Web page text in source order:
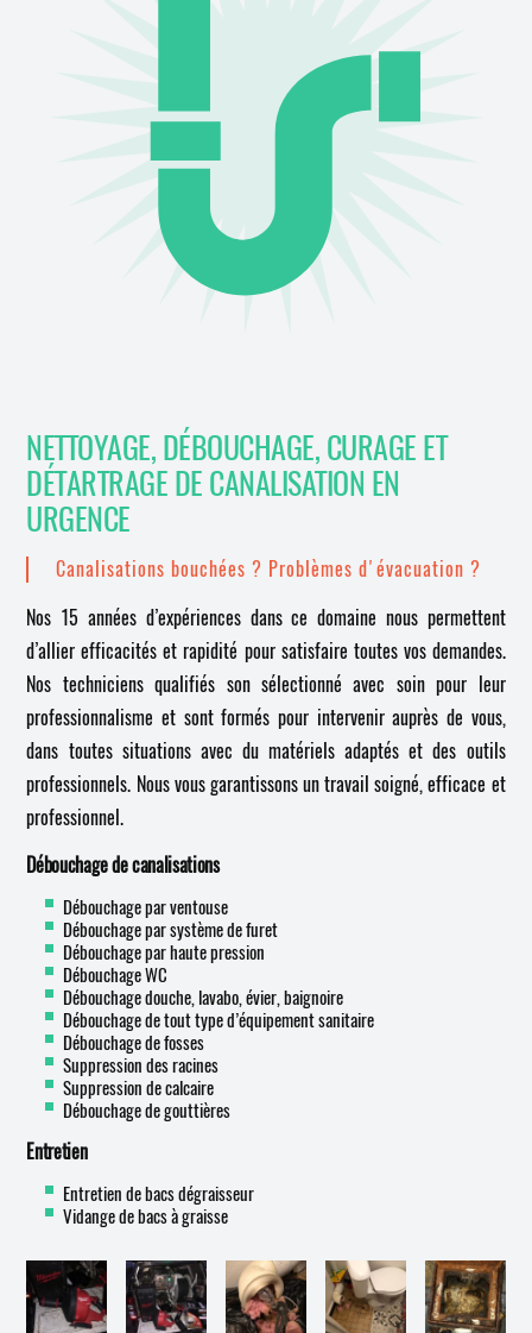
NETTOYAGE, DÉBOUCHAGE, CURAGE ET
DÉTARTRAGE DE CANALISATION EN
URGENCE
Canalisations bouchées ? Problèmes d'évacuation ?
Nos 15 années d’expériences dans ce domaine nous permettent
d’allier efficacités et rapidité pour satisfaire toutes vos demandes.
Nos techniciens qualifiés son sélectionné avec soin pour leur
professionnalisme et sont formés pour intervenir auprès de vous,
dans toutes situations avec du matériels adaptés et des outils
professionnels. Nous vous garantissons un travail soigné, efficace et
professionnel.
Débouchage de canalisations
Débouchage par ventouse
Débouchage par système de furet
Débouchage par haute pression
Débouchage WC
Débouchage douche, lavabo, évier, baignoire
Débouchage de tout type d’équipement sanitaire
Débouchage de fosses
Suppression des racines
Suppression de calcaire
Débouchage de gouttières
Entretien
Entretien de bacs dégraisseur
Vidange de bacs à graisse